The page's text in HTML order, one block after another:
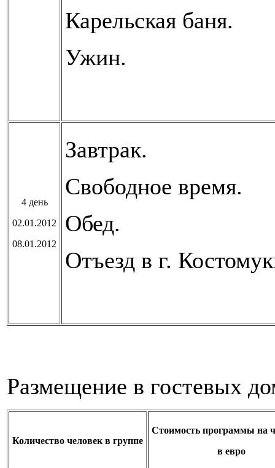
Карельская баня.
Ужин.
4 день
02.01.2012
08.01.2012
Завтрак.
Свободное время.
Обед.
Отъезд в г.
Размещение в гостевых
Количество человек в группе
Стоимость программы на
в евро